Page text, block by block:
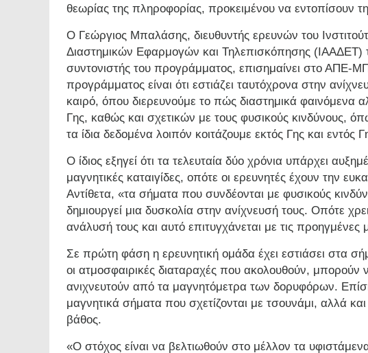
θεωρίας της πληροφορίας, προκειμένου να εντοπίσουν
Ο Γεώργιος Μπαλάσης, διευθυντής ερευνών του
Διαστημικών Εφαρμογών και Τηλεπισκόπησης (ΙΑΑΔΕΤ)
συντονιστής του προγράμματος, επισημαίνει στο ΑΠΕ-
προγράμματος είναι ότι εστιάζει ταυτόχρονα στην
καιρό, όπου διερευνούμε το πώς διαστημικά φαινόμενα
Γης, καθώς και σχετικών με τους φυσικούς κινδύνους,
τα ίδια δεδομένα λοιπόν κοιτάζουμε εκτός Γης και εντός
Ο ίδιος εξηγεί ότι τα τελευταία δύο χρόνια υπάρχει
μαγνητικές καταιγίδες, οπότε οι ερευνητές έχουν την
Αντίθετα, «τα σήματα που συνδέονται με φυσικούς
δημιουργεί μια δυσκολία στην ανίχνευσή τους. Οπότε
ανάλυσή τους και αυτό επιτυγχάνεται με τις
Σε πρώτη φάση η ερευνητική ομάδα έχει εστιάσει στα
οι ατμοσφαιρικές διαταραχές που ακολουθούν, μπορούν
ανιχνευτούν από τα μαγνητόμετρα των δορυφόρων.
μαγνητικά σήματα που σχετίζονται με τσουνάμι, αλλά
βάθος.
«Ο στόχος είναι να βελτιωθούν στο μέλλον τα